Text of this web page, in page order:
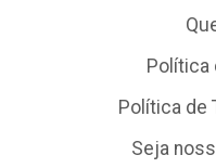
Política
Política de
Seja